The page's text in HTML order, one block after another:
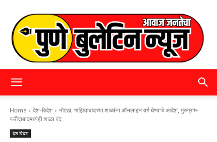
Home देश-विदेश
नोएडा, गाझियाबादच्या शाळांना ऑनलाइन वर्ग घेण्याचे आदेश, गुरुग्राम-
फरीदाबादमध्येही शाळा बंद
देश-विदेश